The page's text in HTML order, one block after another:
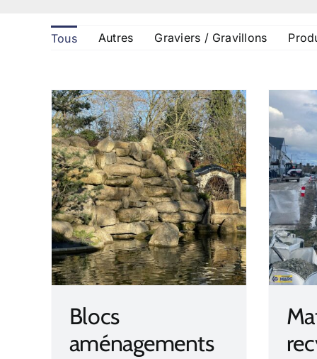
Tous Autres Graviers / Gravillons
Blocs
aménagements
Matériaux recyclés